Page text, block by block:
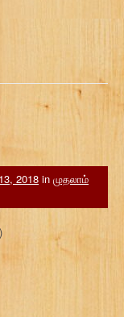
2018 in முதலாம்